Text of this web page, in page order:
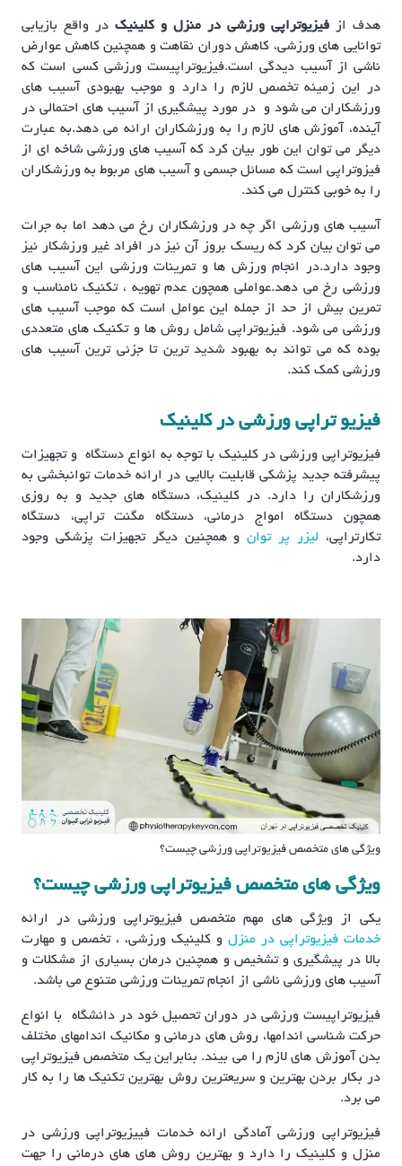
هدف از فیزیوتراپی ورزشی در منزل و کلینیک در واقع بازیابی
توانایی های ورزشی، کاهش دوران نقاهت و همچنین کاهش عوارض
ناشی از آسیب دیدگی است.فیزیوتراپیست ورزشی کسی است که
در این زمینه تخصص لازم را دارد و موجب بهبودی آسیب های
ورزشکاران می شود و در مورد پیشگیری از آسیب های احتمالی در
آینده، آموزش های لازم را به ورزشکاران ارائه می دهد.به عبارت
دیگر می توان این طور بیان کرد که آسیب های ورزشی شاخه ای از
فیزوتراپی است که مسائل جسمی و آسیب های مربوط به ورزشکاران
را به خوبی کنترل می کند.
آسیب های ورزشی اگر چه در ورزشکاران رخ می دهد اما به جرات
می توان بیان کرد که ریسک بروز آن نیز در افراد غیر ورزشکار نیز
وجود دارد.در انجام ورزش ها و تمرینات ورزشی این آسیب های
ورزشی رخ می دهد.عواملی همچون عدم تهویه ، تکنیک نامناسب و
تمرین بیش از حد از جمله این عوامل است که موجب آسیب های
ورزشی می شود. فیزیوتراپی شامل روش ها و تکنیک های متعددی
بوده که می تواند به بهبود شدید ترین تا جزئی ترین آسیب های
ورزشی کمک کند.
فیزیو تراپی ورزشی در کلینیک
فیزیوتراپی ورزشی در کلینیک با توجه به انواع دستگاه و تجهیزات
پیشرفته جدید پزشکی قابلیت بالایی در ارائه خدمات توانبخشی به
ورزشکاران را دارد. در کلینیک، دستگاه های جدید و به روزی
همچون دستگاه امواج درمانی، دستگاه مگنت تراپی، دستگاه
تکارتراپی، لیزر پر توانو همچنین دیگر تجهیزات پزشکی وجود
دارد.
ویژگی های متخصص فیزیوتراپی ورزشی چیست؟
ویژگی های متخصص فیزیوتراپی ورزشی چیست؟
یکی از ویژگی های مهم متخصص فیزیوتراپی ورزشی در ارائه
خدمات فیزیوتراپی در منزل و کلینیک ورزشی، ، تخصص و مهارت
بالا در پیشگیری و تشخیص و همچنین درمان بسیاری از مشکلات و
آسیب های ورزشی ناشی از انجام تمرینات ورزشی متنوع می باشد.
فیزیوتراپیست ورزشی در دوران تحصیل خود در دانشگاه با انواع
حرکت شناسی اندامها، روش های درمانی و مکانیک اندامهای مختلف
بدن آموزش های لازم را می بیند. بنابراین یک متخصص فیزیوتراپی
در بکار بردن بهترین و سریعترین روش بهترین تکنیک ها را به کار
می برد.
فیزیوتراپی ورزشی آمادگی ارائه خدمات فییزیوتراپی ورزشی در
منزل و کلینیک را دارد و بهترین روش های های درمانی را جهت